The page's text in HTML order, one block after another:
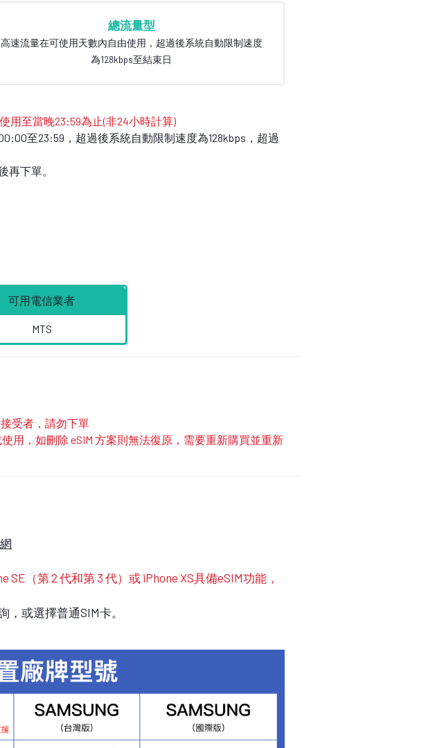
總流量型
高速流量在可使用天數內自由使用，超過後系統自動限制速度
為128kbps至結束日
用至當晚23:59為止(非24小時計算)
至23:59，超過後系統自動限制速度為128kbps，超過
再下單。
可用電信業者
MTS
受者，請勿下單
用，如刪除 eSIM 方案則無法復原，需要重新購買並重新
（第 2 代和第 3 代）或 iPhone XS具備eSIM功能，
或選擇普通SIM卡。